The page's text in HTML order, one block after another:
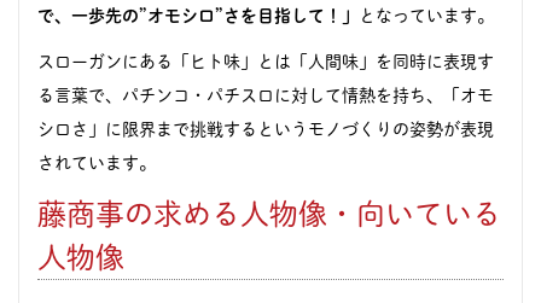
で、一歩先の”オモシロ”さを目指して！」
となっています。
スローガンにある「ヒト味」とは「人間味」を同時に表現す
る言葉で、パチンコ・パチスロに対して情熱を持ち、「オモ
シロさ」に限界まで挑戦するというモノづくりの姿勢が表現
されています。
藤商事の求める人物像・向いている
人物像